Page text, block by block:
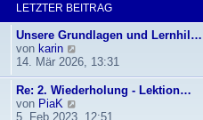
r
a
g
B
e
i
r
a
g
s
t
e
B
e
i
r
LETZTER BEITRAG
Unsere Grundlagen und Lernhil…
von karin
e
u
e
t
14. Mär 2026, 13:31
Re: 2. Wiederholung - Lektion…
von PiaK
e
5. Feb 2023, 12:51